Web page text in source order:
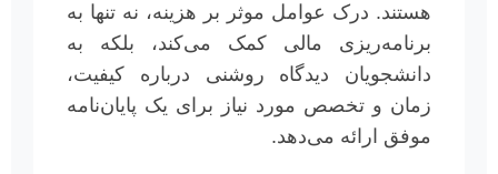
هستند. درک عوامل موثر بر هزینه، نه تنها به
برنامه‌ریزی مالی کمک می‌کند، بلکه به
دانشجویان دیدگاه روشنی درباره کیفیت،
زمان و تخصص مورد نیاز برای یک پایان‌نامه
موفق ارائه می‌دهد.